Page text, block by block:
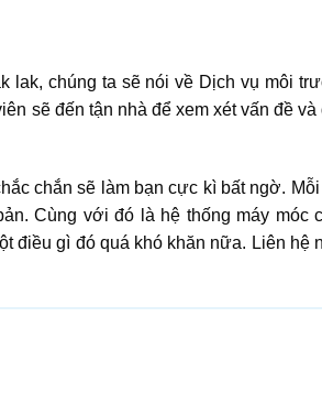
lak, chúng ta sẽ nói về Dịch vụ môi
sẽ đến tận nhà để xem xét vấn đề
chắn sẽ làm bạn cực kì bất ngờ. Mỗi
Cùng với đó là hệ thống máy móc
điều gì đó quá khó khăn nữa. Liên hệ